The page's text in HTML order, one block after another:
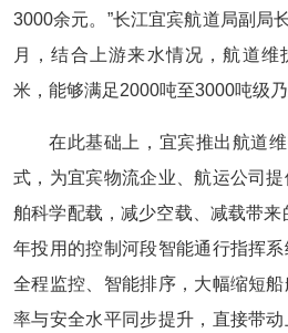
3000余元。”长江宜宾航道局副局
月，结合上游来水情况，航道维
米，能够满足2000吨至3000吨级
在此基础上，宜宾推出航道
式，为宜宾物流企业、航运公司
舶科学配载，减少空载、减载带
年投用的控制河段智能通行指挥系
全程监控、智能排序，大幅缩短
率与安全水平同步提升，直接带